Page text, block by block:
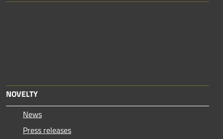
NOVELTY
News
Press releases